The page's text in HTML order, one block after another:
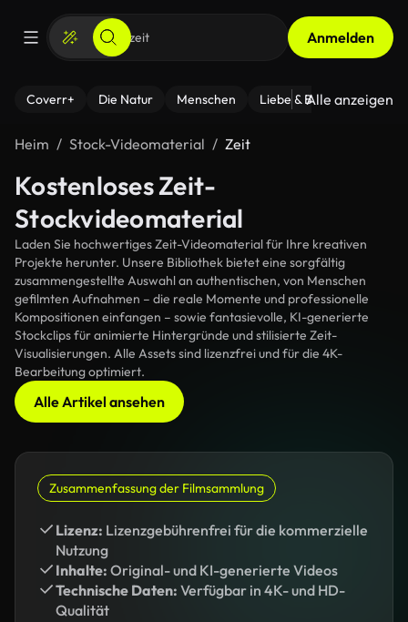
Anmelden
Coverr+ Die Natur Menschen Liebe & Beziehungen
Alle anzeigen
Heim Stock-Videomaterial Zeit
Kostenloses Zeit-
Stockvideomaterial
Laden Sie hochwertiges Zeit-Videomaterial für Ihre kreativen
Projekte herunter. Unsere Bibliothek bietet eine sorgfältig
zusammengestellte Auswahl an authentischen, von Menschen
gefilmten Aufnahmen – die reale Momente und professionelle
Kompositionen einfangen – sowie fantasievolle, KI-generierte
Stockclips für animierte Hintergründe und stilisierte Zeit-
Visualisierungen. Alle Assets sind lizenzfrei und für die 4K-
Bearbeitung optimiert.
Alle Artikel ansehen
Zusammenfassung der Filmsammlung
Lizenz: Lizenzgebührenfrei für die kommerzielle
Nutzung
Inhalte: Original- und KI-generierte Videos
Technische Daten: Verfügbar in 4K- und HD-
Qualität